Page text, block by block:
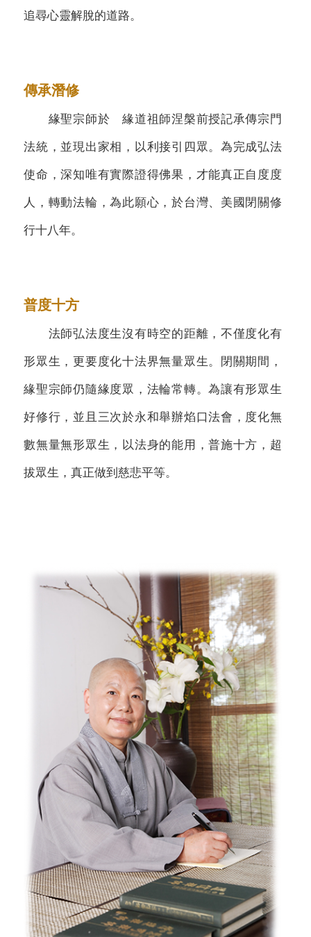
追尋心靈解脫的道路。
傳承潛修
緣聖宗師於 緣道祖師涅槃前授記承傳宗門
法統，並現出家相，以利接引四眾。為完成弘法
使命，深知唯有實際證得佛果，才能真正自度度
人，轉動法輪，為此願心，於台灣、美國閉關修
行十八年。
普度十方
法師弘法度生沒有時空的距離，不僅度化有
形眾生，更要度化十法界無量眾生。閉關期間，
緣聖宗師仍隨緣度眾，法輪常轉。為讓有形眾生
好修行，並且三次於永和舉辦焰口法會，度化無
數無量無形眾生，以法身的能用，普施十方，超
拔眾生，真正做到慈悲平等。